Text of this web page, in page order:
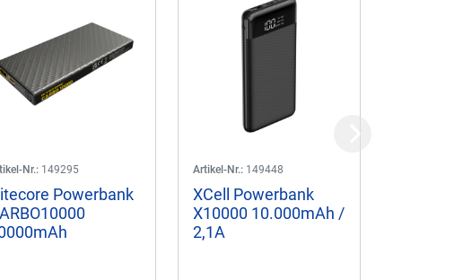
Nr.: 149295
Powerbank
Artikel-Nr.: 149448
XCell Powerbank
X10000 10.000mAh /
2,1A